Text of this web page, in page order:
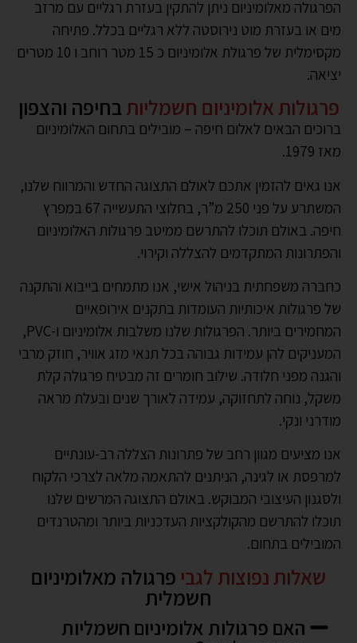
הפרגולה מאלומיניום ניתן להתקין בעזרת רגליים עם מרזב
מים או בעזרת מוט נירוסטה ללא רגליים בכלל. פתיחה
מקסימלית של פרגולת אלומיניום כ 15 מטר רוחב ו 10 מטרים
יציאה.
פרגולות אלומיניום חשמליותבחיפה והצפון
ברוכים הבאים לאלום חיפה – מובילים בתחום האלומיניום
מאז 1979.
אנו גאים להזמין אתכם לאולם התצוגה החדש והמרווח שלנו,
המשתרע על פני 250 מ”ר, בחלוצי התעשייה 67 במפרץ
חיפה. באולם תוכלו להתרשם ממיטב פרגולות האלומיניום
והפתרונות המתקדמים להצללה וקירוי.
כחברה משפחתית בניהול אישי, אנו מתמחים בייבוא והתקנה
של פרגולות איכותיות העומדות בתקנים אירופאיים
המחמירים ביותר. הפרגולות שלנו משלבות אלומיניום ו-PVC,
המעניקים להן עמידות גבוהה בכל תנאי מזג אוויר, חוזק מרבי
והגנה מפני חלודה. שילוב חומרים זה מבטיח פרגולה קלת
משקל, נוחה לתחזוקה, עמידה לאורך שנים ובעלת מראה
מודרני ונקי.
אנו מציעים מגוון רחב של פתרונות הצללה רב-עונתיים
למרפסת או לגינה, הניתנים להתאמה מלאה לצרכי הלקוח
ולסגנון העיצובי המבוקש. באולם התצוגה המרשים שלנו
תוכלו להתרשם מהקולקציות העדכניות ביותר ומהטרנדים
המובילים בתחום.
שאלות נפוצות לגבי פרגולה מאלומיניום
חשמלית
האם פרגולות אלומיניום חשמליות